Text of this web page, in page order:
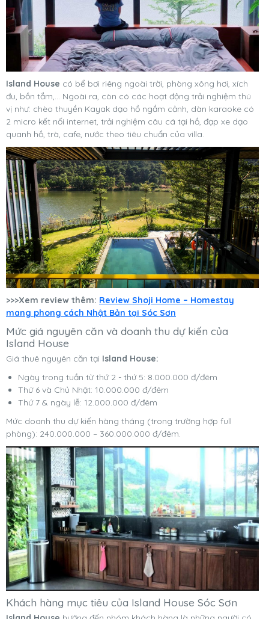
Island House có bể bơi riêng ngoài trời, phòng xông hơi, xích
đu, bồn tắm,… Ngoài ra, còn có các hoạt động trải nghiệm thú
vị như: chèo thuyền Kayak dạo hồ ngắm cảnh, dàn karaoke có
2 micro kết nối internet, trải nghiệm câu cá tại hồ, đạp xe dạo
quanh hồ, trà, cafe, nước theo tiêu chuẩn của villa.
>>>Xem review thêm: Review Shoji Home – Homestay
mang phong cách Nhật Bản tại Sóc Sơn
Mức giá nguyên căn và doanh thu dự kiến của
Island House
Giá thuê nguyên căn tại Island House:
Ngày trong tuần từ thứ 2 - thứ 5: 8.000.000 đ/đêm
Thứ 6 và Chủ Nhật: 10.000.000 đ/đêm
Thứ 7 & ngày lễ: 12.000.000 đ/đêm
Mức doanh thu dự kiến hàng tháng (trong trường hợp full
phòng): 240.000.000 – 360.000.000 đ/đêm.
Khách hàng mục tiêu của Island House Sóc Sơn